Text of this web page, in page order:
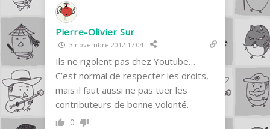
Pierre-Olivier Sur
3 novembre 2012 17:04
Ils ne rigolent pas chez Youtube…
C’est normal de respecter les droits,
mais il faut aussi ne pas tuer les
contributeurs de bonne volonté.
0